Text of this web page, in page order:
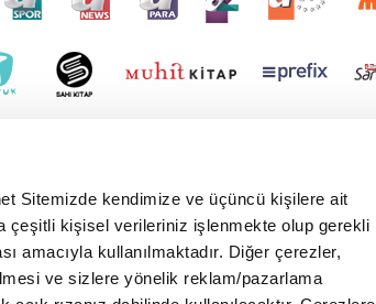
Sitemizde kendimize ve üçüncü kişilere ait
çeşitli kişisel verileriniz işlenmekte olup gerekli
amacıyla kullanılmaktadır. Diğer çerezler,
ve sizlere yönelik reklam/pazarlama